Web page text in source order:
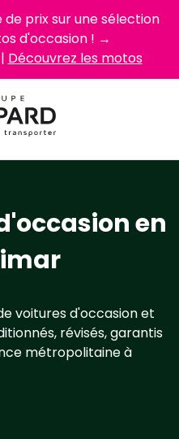
de prix sur une sélection
d'occasion ! →
Découvrez les motos
en
voitures d'occasion et
révisés, garantis
métropolitaine à